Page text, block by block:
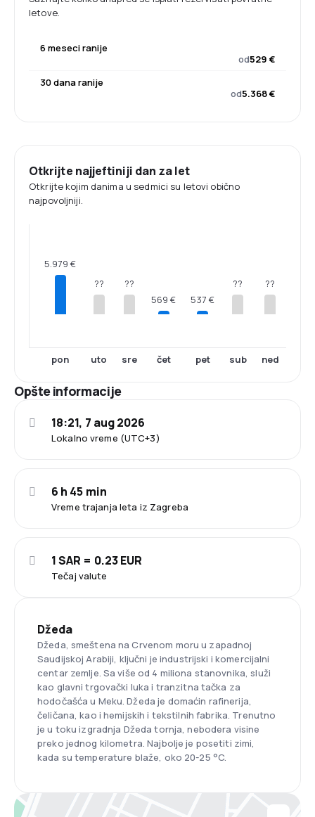
letove.
6 meseci ranije
od529 €
30 dana ranije
od5.368 €
Otkrijte najjeftiniji dan za let
Otkrijte kojim danima u sedmici su letovi obično
najpovoljniji.
5.979 €
pon
??
uto
??
sre
569 €
čet
537 €
pet
??
sub
??
ned
Opšte informacije
Lokalno vreme (UTC+3)
18:21, 7 aug 2026
Vreme trajanja leta iz Zagreba
6 h 45 min
Tečaj valute
1 SAR = 0.23 EUR
Džeda
Džeda, smeštena na Crvenom moru u zapadnoj
Saudijskoj Arabiji, ključni je industrijski i komercijalni
centar zemlje. Sa više od 4 miliona stanovnika, služi
kao glavni trgovački luka i tranzitna tačka za
hodočašća u Meku. Džeda je domaćin rafinerija,
čeličana, kao i hemijskih i tekstilnih fabrika. Trenutno
je u toku izgradnja Džeda tornja, nebodera visine
preko jednog kilometra. Najbolje je posetiti zimi,
kada su temperature blaže, oko 20-25 °C.